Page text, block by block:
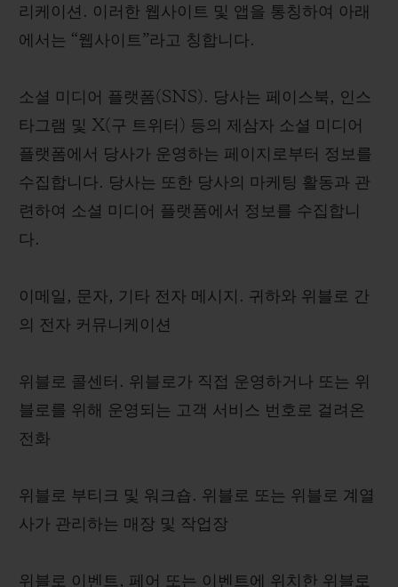
리케이션. 이러한 웹사이트 및 앱을 통칭하여 아래
에서는 “웹사이트”라고 칭합니다.
소셜 미디어 플랫폼(SNS). 당사는 페이스북, 인스
타그램 및 X(구 트위터) 등의 제삼자 소셜 미디어
플랫폼에서 당사가 운영하는 페이지로부터 정보를
수집합니다. 당사는 또한 당사의 마케팅 활동과 관
련하여 소셜 미디어 플랫폼에서 정보를 수집합니
다.
이메일, 문자, 기타 전자 메시지. 귀하와 위블로 간
의 전자 커뮤니케이션
위블로 콜센터. 위블로가 직접 운영하거나 또는 위
블로를 위해 운영되는 고객 서비스 번호로 걸려온
전화
위블로 부티크 및 워크숍. 위블로 또는 위블로 계열
사가 관리하는 매장 및 작업장
위블로 이벤트, 페어 또는 이벤트에 위치한 위블로